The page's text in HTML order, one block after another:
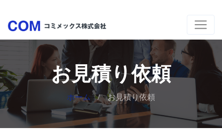
お見積り依頼
ホーム お見積り依頼